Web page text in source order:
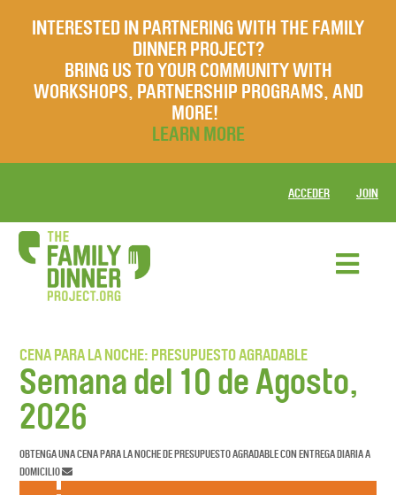
INTERESTED IN PARTNERING WITH THE FAMILY
DINNER PROJECT?
BRING US TO YOUR COMMUNITY WITH
WORKSHOPS, PARTNERSHIP PROGRAMS, AND
MORE!
LEARN MORE
ACCEDER JOIN
CENA PARA LA NOCHE: PRESUPUESTO AGRADABLE
Semana del 10 de Agosto,
2026
OBTENGA UNA CENA PARA LA NOCHE DE PRESUPUESTO AGRADABLE CON ENTREGA DIARIA A
DOMICILIO